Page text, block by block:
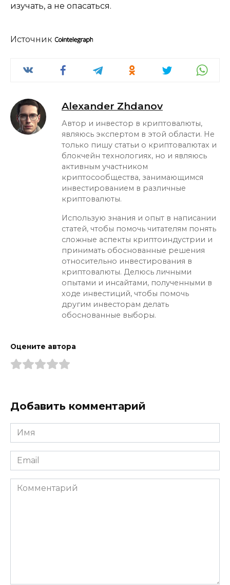
изучать, а не опасаться.
Источник
Alexander Zhdanov
Автор и инвестор в криптовалюты,
являюсь экспертом в этой области. Не
только пишу статьи о криптовалютах и
блокчейн технологиях, но и являюсь
активным участником
криптосообщества, занимающимся
инвестированием в различные
криптовалюты.
Использую знания и опыт в написании
статей, чтобы помочь читателям понять
сложные аспекты криптоиндустрии и
принимать обоснованные решения
относительно инвестирования в
криптовалюты. Делюсь личными
опытами и инсайтами, полученными в
ходе инвестиций, чтобы помочь
другим инвесторам делать
обоснованные выборы.
Оцените автора
Добавить комментарий
Имя
*
Email
*
Комментарий